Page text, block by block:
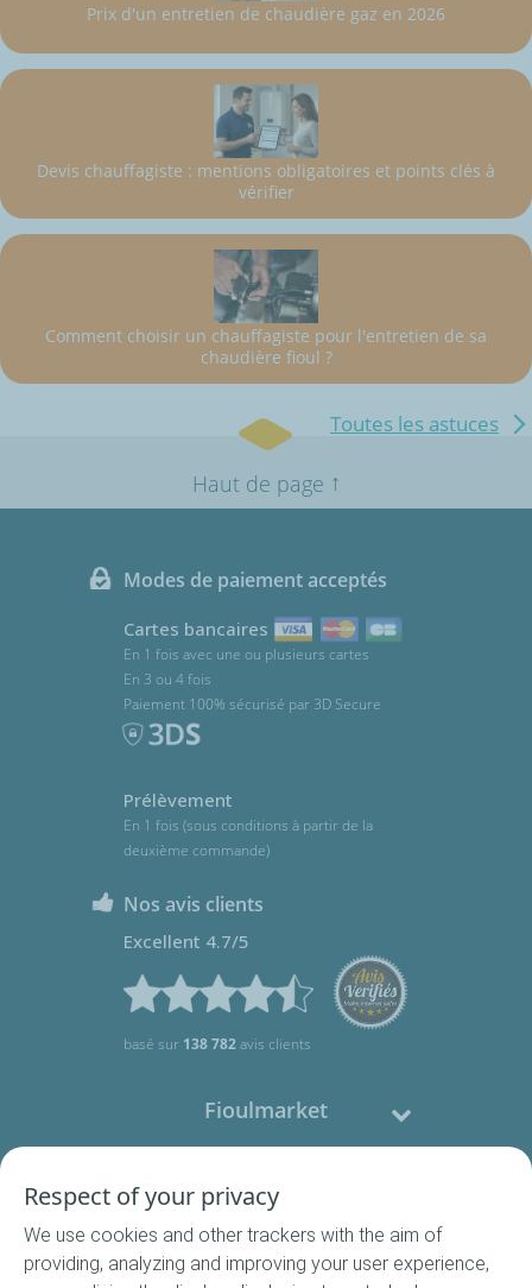
Prix d'un entretien de chaudière gaz en 2026
Devis chauffagiste : mentions obligatoires et points clés à
vérifier
Comment choisir un chauffagiste pour l'entretien de sa
chaudière fioul ?
Toutes les astuces
Haut de page ↑
Modes de paiement acceptés
Cartes bancaires
En 1 fois avec une ou plusieurs cartes
En 3 ou 4 fois
Paiement 100% sécurisé par 3D Secure
Prélèvement
En 1 fois (sous conditions à partir de la
deuxième commande)
Nos avis clients
Excellent 4.7/5
basé sur 138 782avis clients
Fioulmarket
Nous contacter
Respect of your privacy
We use cookies and other trackers with the aim of
providing, analyzing and improving your user experience,